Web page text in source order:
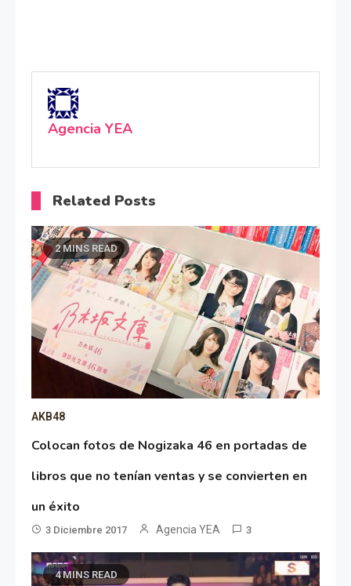
Agencia YEA
Related Posts
2 MINS READ
AKB48
Colocan fotos de Nogizaka 46 en portadas de
libros que no tenían ventas y se convierten en
un éxito
3 Diciembre 2017 Agencia YEA 3
4 MINS READ